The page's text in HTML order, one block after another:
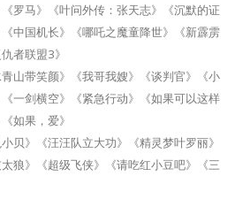
罗马》《叶问外传：张天志》《沉默的证
中国机长》《哪吒之魔童降世》《新霹雳
者联盟3》
山带笑颜》《我哥我嫂》《谈判官》《小
一剑横空》《紧急行动》《如果可以这样
如果，爱》
贝》《汪汪队立大功》《精灵梦叶罗丽》
狼》《超级飞侠》《请吃红小豆吧》《三